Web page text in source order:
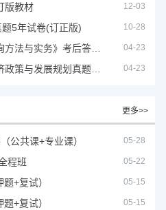
版教材 12-03
5年试卷(订正版) 10-28
04-23
04-23
更多>>
公共课+专业课） 05-28
程班 05-22
+复试） 05-15
+复试） 05-15